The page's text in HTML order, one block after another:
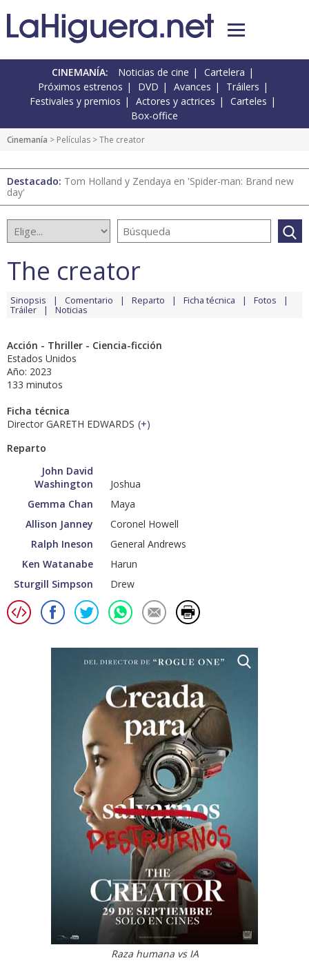
CINEMANÍA: Noticias de cine
Cartelera
Próximos estrenos
DVD Avances
Tráilers
Festivales y premios
Actores y actrices
Carteles
Box-office
Cinemanía > Películas > The creator
Destacado: Tom Holland y Zendaya en 'Spider-man: Brand new
day'
The creator
Sinopsis Comentario Reparto Ficha técnica Fotos
Tráiler Noticias
Acción - Thriller - Ciencia-ficción
Estados Unidos
Año: 2023
133 minutos
Ficha técnica
Director GARETH EDWARDS (+)
Reparto
John David
Washington
Joshua
Gemma Chan
Maya
Allison Janney
Coronel Howell
Ralph Ineson
General Andrews
Ken Watanabe
Harun
Sturgill Simpson
Drew
Raza humana vs IA